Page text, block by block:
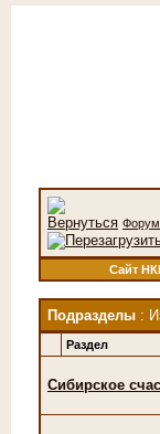
Форум
Сайт
Подразделы :
Раздел
Сибирское